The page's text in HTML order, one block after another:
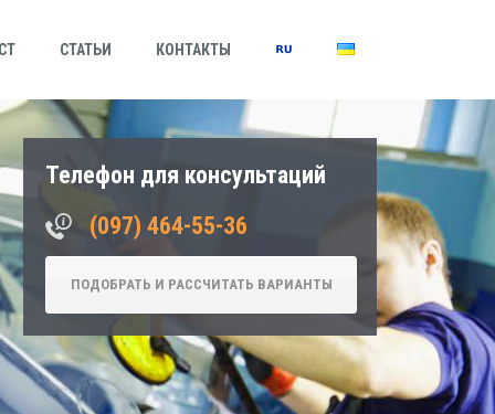
СТАТЬИ КОНТАКТЫ
Телефон для консультаций
‎(097) 464-55-36
ПОДОБРАТЬ И РАССЧИТАТЬ ВАРИАНТЫ